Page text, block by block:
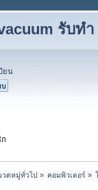
รับทำ
ยน
วดหมู่ทั่วไป» คอมพิวเตอร์ »